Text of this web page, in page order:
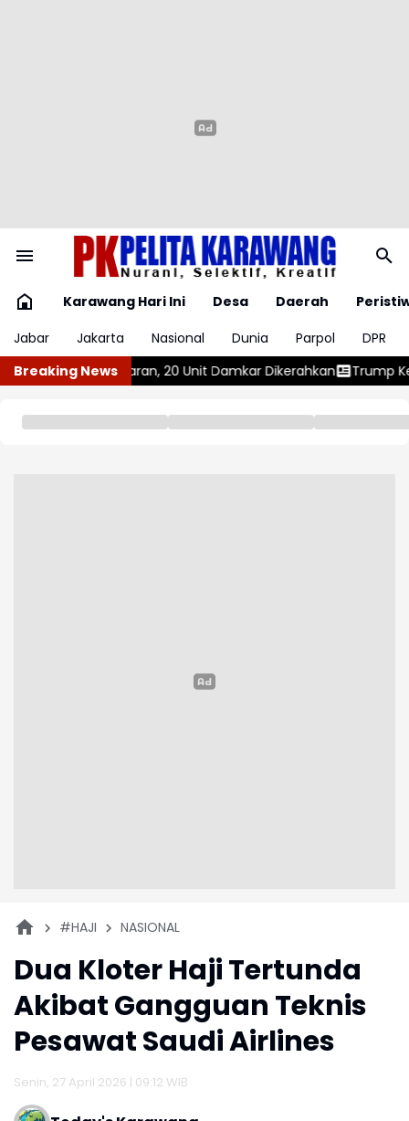
Karawang Hari Ini Desa Daerah
Jabar
Jakarta Nasional Dunia Parpol
DPR
Breaking News
Damkar Dikerahkan Trump Kembali Terbitkan Perintah
#HAJI NASIONAL
Dua Kloter Haji Tertunda
Akibat Gangguan Teknis
Pesawat Saudi Airlines
Senin, 27 April 2026 | 09:12 WIB